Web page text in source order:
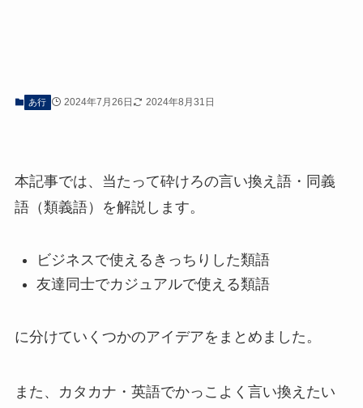
あ行 2024年7月26日 2024年8月31日
本記事では、当たって砕けろの言い換え語・同義
語（類義語）を解説します。
ビジネスで使えるきっちりした類語
友達同士でカジュアルで使える類語
に分けていくつかのアイデアをまとめました。
また、カタカナ・英語でかっこよく言い換えたい